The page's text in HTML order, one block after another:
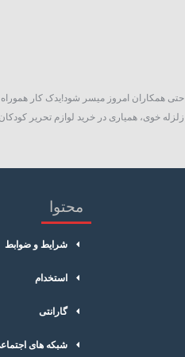
و حتی همکاران امروز میسر شود!یدک کار
خوی، همیاری در خرید لوازم تحریر
محتوا
شرایط و ضوابط
استخدام
گارانتی
شبکه های